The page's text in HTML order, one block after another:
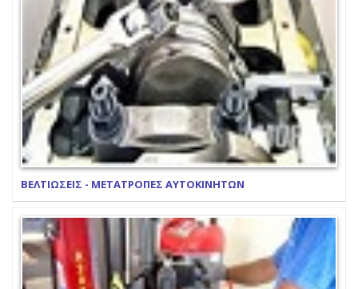
ΒΕΛΤΙΩΣΕΙΣ - ΜΕΤΑΤΡΟΠΕΣ ΑΥΤΟΚΙΝΗΤΩΝ